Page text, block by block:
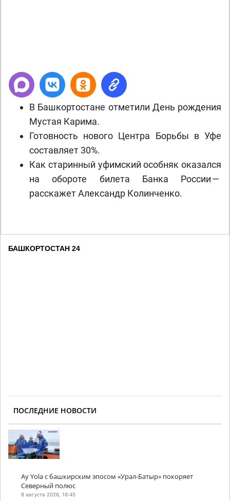
В Башкортостане отметили День рождения
Мустая Карима.
Готовность нового Центра Борьбы в Уфе
составляет 30%.
Как старинный уфимский особняк оказался
на обороте билета Банка России —
расскажет Александр Колинченко.
БАШКОРТОСТАН 24
ПОСЛЕДНИЕ НОВОСТИ
Ay Yola с башкирским эпосом «Урал-Батыр» покоряет
Северный полюс
8 августа 2026, 16:45